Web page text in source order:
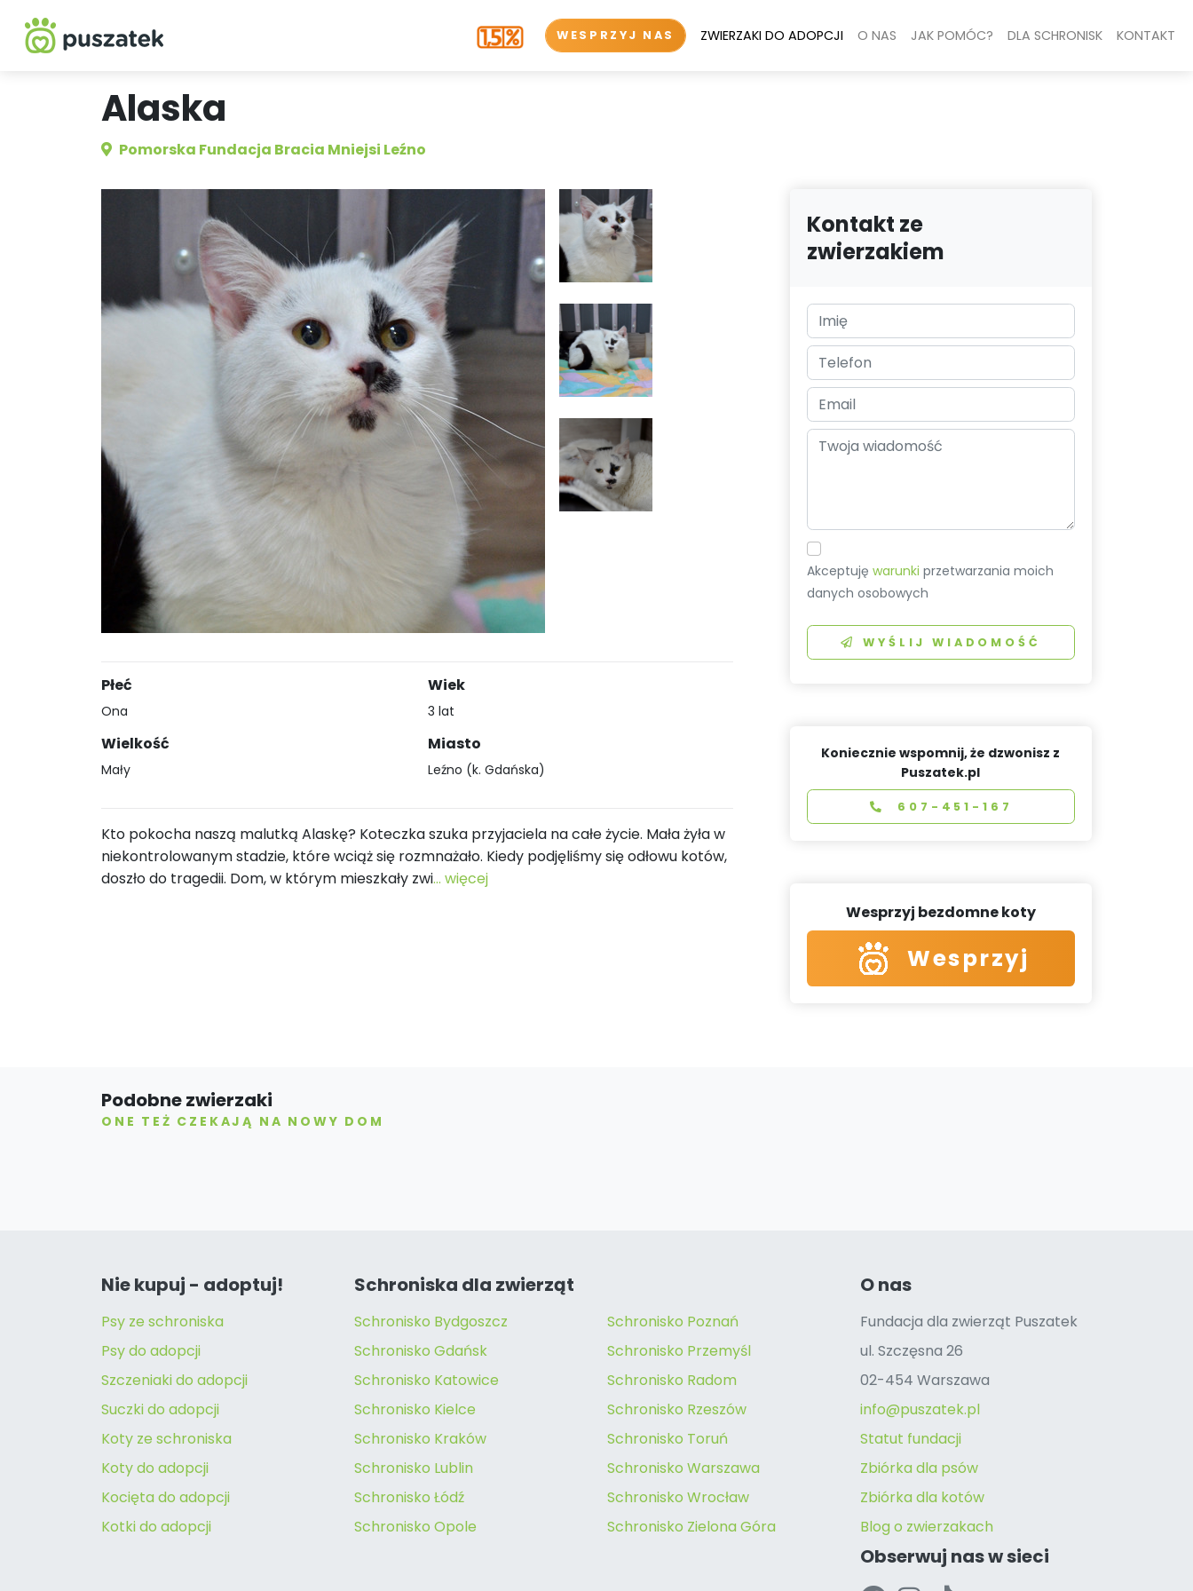
WESPRZYJ NAS ZWIERZAKI DO ADOPCJI O NAS JAK POMÓC? DLA SCHRONISK KONTAKT
Alaska
Pomorska Fundacja Bracia Mniejsi Leźno
Płeć
Ona
Wielkość
Mały
Wiek
3 lat
Miasto
Leźno (k. Gdańska)
Kto pokocha naszą malutką Alaskę? Koteczka szuka przyjaciela na całe życie. Mała żyła w
niekontrolowanym stadzie, które wciąż się rozmnażało. Kiedy podjęliśmy się odłowu kotów,
doszło do tragedii. Dom, w którym mieszkały zwi... więcej
Kontakt ze
zwierzakiem
Akceptujęwarunki przetwarzania moich
danych osobowych
WYŚLIJ WIADOMOŚĆ
Koniecznie wspomnij, że dzwonisz z
Puszatek.pl
607-451-167
Wesprzyj bezdomne koty
Wesprzyj
Podobne zwierzaki
ONE TEŻ CZEKAJĄ NA NOWY DOM
Nie kupuj - adoptuj!
Psy ze schroniska
Psy do adopcji
Szczeniaki do adopcji
Suczki do adopcji
Koty ze schroniska
Koty do adopcji
Kocięta do adopcji
Kotki do adopcji
Schroniska dla zwierząt
Schronisko Bydgoszcz
Schronisko Gdańsk
Schronisko Katowice
Schronisko Kielce
Schronisko Kraków
Schronisko Lublin
Schronisko Łódź
Schronisko Opole
Schronisko Poznań
Schronisko Przemyśl
Schronisko Radom
Schronisko Rzeszów
Schronisko Toruń
Schronisko Warszawa
Schronisko Wrocław
Schronisko Zielona Góra
O nas
Fundacja dla zwierząt Puszatek
ul. Szczęsna 26
02-454 Warszawa
info@puszatek.pl
Statut fundacji
Zbiórka dla psów
Zbiórka dla kotów
Blog o zwierzakach
Obserwuj nas w sieci